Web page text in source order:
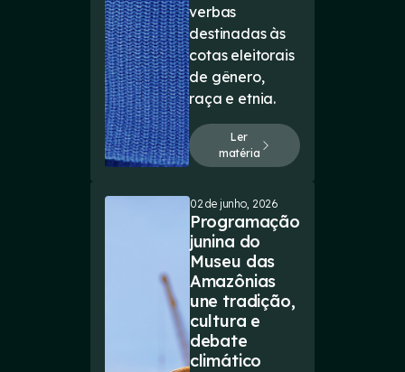
verbas
destinadas às
cotas eleitorais
de gênero,
raça e etnia.
Ler
matéria
02 de junho, 2026
Programação
junina do
Museu das
Amazônias
une tradição,
cultura e
debate
climático